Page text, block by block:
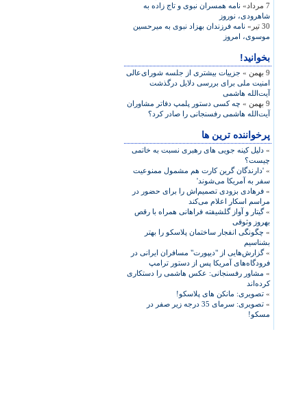
7 مرداد»
نامه همسران نبوی و تاج زاده به
شاهرودی، نوروز
30 تیر»
نامه فرزندان بهزاد نبوی به ميرحسين
موسوی، امروز
بخوانید!
9 بهمن »
جزییات بیشتری از جلسه شورای‌عالی
امنیت ملی برای بررسی دلایل درگذشت
آیت‌الله هاشمی
9 بهمن »
چه کسی دستور پلمپ دفاتر مشاوران
آیت‌الله هاشمی رفسنجانی را صادر کرد؟
پرخواننده ترین ها
» دلیل کینه جویی های رهبری نسبت به خاتمی
چیست؟
» 'دارندگان گرین کارت هم مشمول ممنوعیت
سفر به آمریکا می‌شوند'
» فرهادی بزودی تصمیم‌اش را برای حضور در
مراسم اسکار اعلام می‌کند
»گیتار و آواز گلشیفته فراهانی همراه با رقص
بهروز وثوقی
» چگونگی انفجار ساختمان پلاسکو را بهتر
بشناسیم
»گزارش‌هایی از "دیپورت" مسافران ایرانی در
فرودگاه‌های آمریکا پس از دستور ترامپ
» مشاور رفسنجانی: عکس هاشمی را دستکاری
کرده‌اند
» تصویری: مانکن های پلاسکو!
»
تصویری: سرمای 35 درجه زیر صفر در
مسکو!